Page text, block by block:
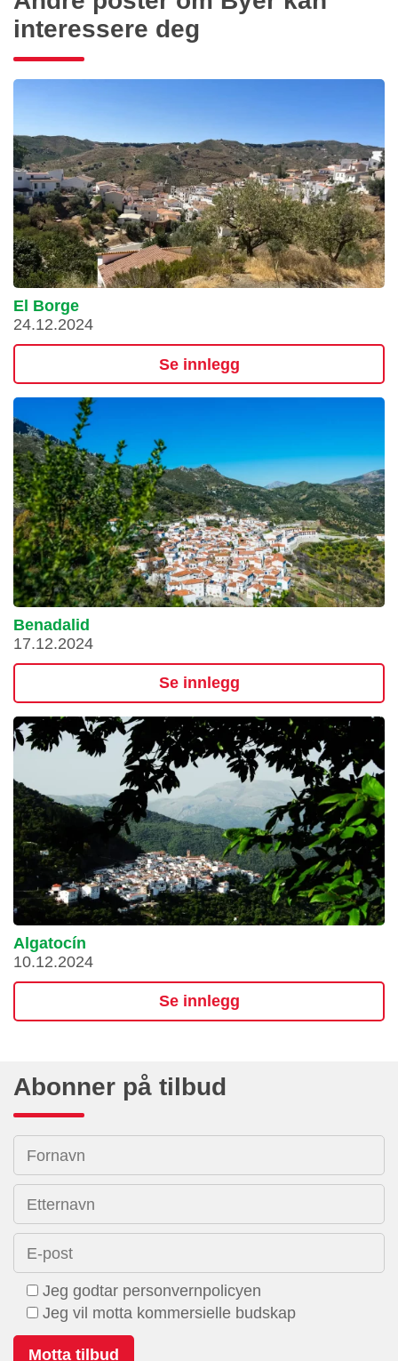
interessere deg
El Borge
24.12.2024
Se innlegg
Benadalid
17.12.2024
Se innlegg
Algatocín
10.12.2024
Se innlegg
Abonner på tilbud
Fornavn
Etternavn
E-post
Jeg godtar personvernpolicyen
Jeg vil motta kommersielle budskap